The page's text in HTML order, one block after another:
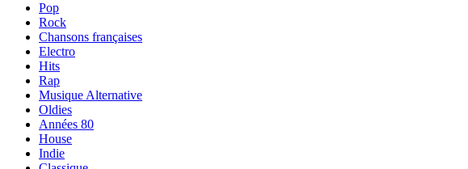
Pop
Rock
Chansons françaises
Electro
Hits
Rap
Musique Alternative
Oldies
Années 80
House
Indie